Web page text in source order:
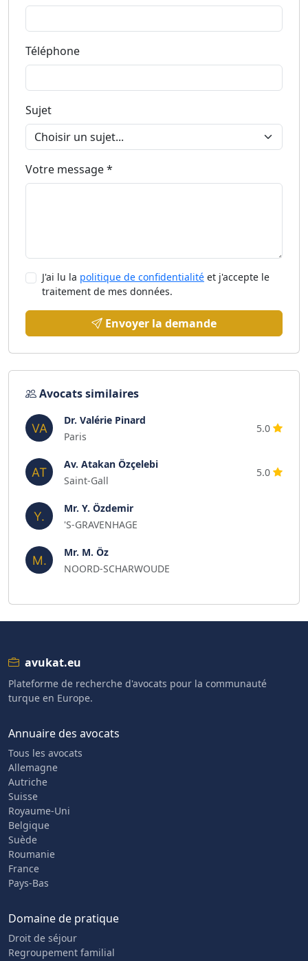
Téléphone
Sujet
Votre message *
J'ai lu la politique de confidentialité et j'accepte le
traitement de mes données.
Envoyer la demande
Avocats similaires
Dr. Valérie Pinard
Paris
5.0
Av. Atakan Özçelebi
Saint-Gall
5.0
Mr. Y. Özdemir
'S-GRAVENHAGE
Mr. M. Öz
NOORD-SCHARWOUDE
avukat.eu
Plateforme de recherche d'avocats pour la communauté
turque en Europe.
Annuaire des avocats
Tous les avocats
Allemagne
Autriche
Suisse
Royaume-Uni
Belgique
Suède
Roumanie
France
Pays-Bas
Domaine de pratique
Droit de séjour
Regroupement familial